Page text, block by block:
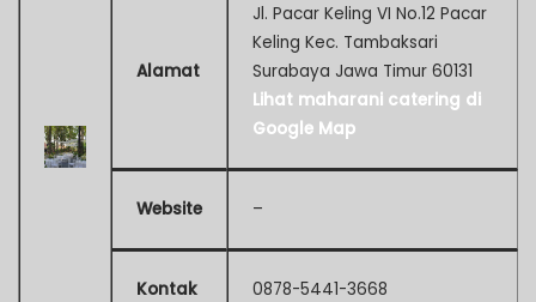
Alamat
Jl. Pacar Keling VI No.12 Pacar
Keling Kec. Tambaksari
Surabaya Jawa Timur 60131
Lihat maharani catering di
Google Map
Website –
Kontak 0878-5441-3668